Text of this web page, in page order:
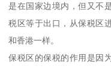
是在国家边境内，但又不
税区等于出口，从保税区
和香港一样。
保税区的保税的作用是因